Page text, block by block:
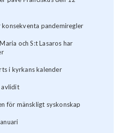
pandemiregler
och S:t Lasaros har
i kyrkans kalender
avlidit
för mänskligt syskonskap